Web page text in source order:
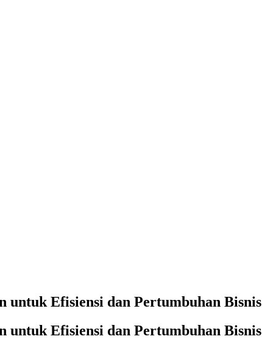
untuk Efisiensi dan Pertumbuhan Bisnis
untuk Efisiensi dan Pertumbuhan Bisnis